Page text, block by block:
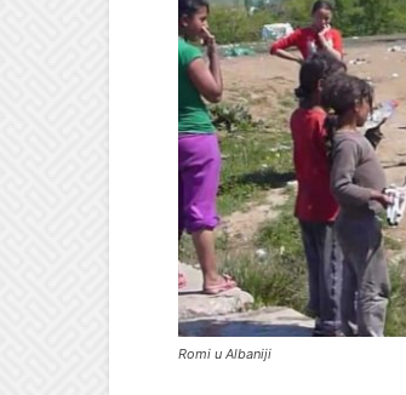
Romi u Albaniji